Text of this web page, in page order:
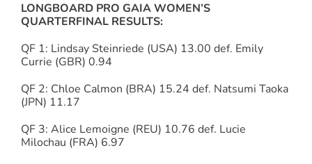
LONGBOARD PRO GAIA WOMEN’S
QUARTERFINAL RESULTS:
QF 1: Lindsay Steinriede (USA) 13.00 def. Emily
Currie (GBR) 0.94
QF 2: Chloe Calmon (BRA) 15.24 def. Natsumi Taoka
(JPN) 11.17
QF 3: Alice Lemoigne (REU) 10.76 def. Lucie
Milochau (FRA) 6.97